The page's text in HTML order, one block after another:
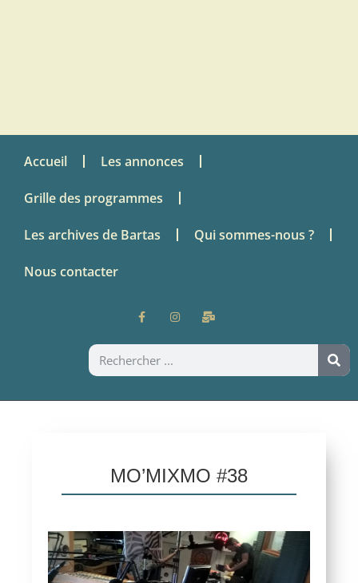
Accueil Les annonces
Grille des programmes
Les archives de Bartas Qui sommes-nous ?
Nous contacter
MO’MIXMO #38